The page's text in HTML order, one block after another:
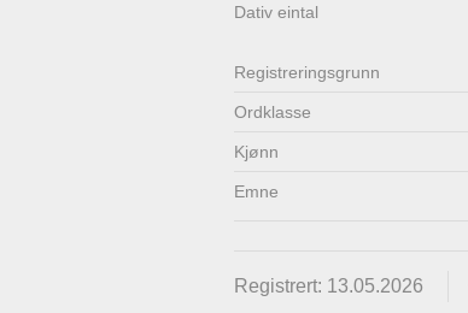
Dativ eintal
Registrerings­grunn
Ordklasse
Kjønn
Emne
Registrert: 13.05.2026